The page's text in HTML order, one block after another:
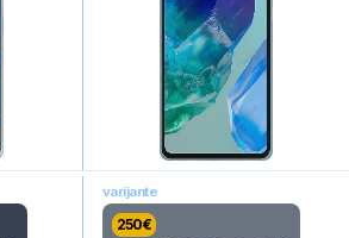
varijante
250€